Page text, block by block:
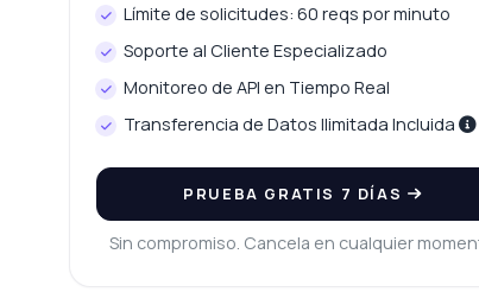
Límite de solicitudes: 60 reqs por minuto
Soporte al Cliente Especializado
Monitoreo de API en Tiempo Real
Transferencia de Datos Ilimitada Incluida
PRUEBA GRATIS 7 DÍAS
Sin compromiso. Cancela en cualquier